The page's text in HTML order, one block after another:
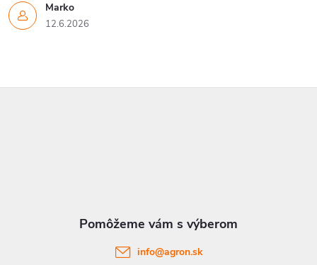
Marko
12.6.2026
info@agron.sk